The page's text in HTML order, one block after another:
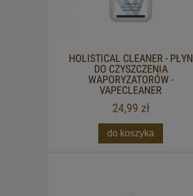
HOLISTICAL CLEANER - PŁYN
DO CZYSZCZENIA
WAPORYZATORÓW -
VAPECLEANER
24,99 zł
do koszyka